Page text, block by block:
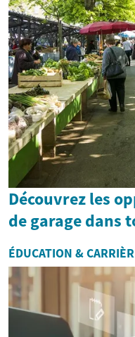
Découvrez les
de garage dans
ÉDUCATION &